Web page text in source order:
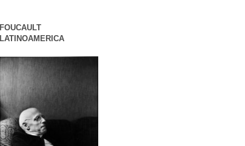
FOUCAULT
LATINOAMERICA